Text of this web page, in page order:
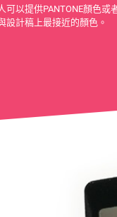
可以提供PANTONE顏色或
設計稿上最接近的顏色。